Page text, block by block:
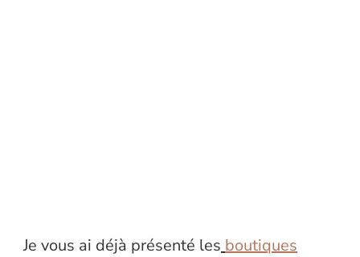
Je vous ai déjà présenté les boutiques